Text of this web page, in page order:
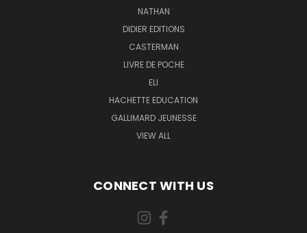
NATHAN
DIDIER EDITIONS
CASTERMAN
LIVRE DE POCHE
ELI
HACHETTE EDUCATION
GALLIMARD JEUNESSE
VIEW ALL
CONNECT WITH US